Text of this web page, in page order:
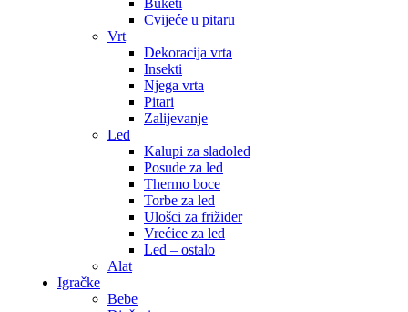
Buketi
Cvijeće u pitaru
Vrt
Dekoracija vrta
Insekti
Njega vrta
Pitari
Zalijevanje
Led
Kalupi za sladoled
Posude za led
Thermo boce
Torbe za led
Ulošci za frižider
Vrećice za led
Led – ostalo
Alat
Igračke
Bebe